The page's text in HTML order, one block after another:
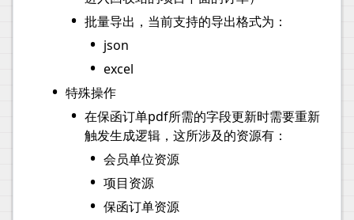
• 批量导出，当前支持的导出格式为：
• json
• excel
• 特殊操作
• 在保函订单pdf所需的字段更新时需要重新
触发生成逻辑，这所涉及的资源有：
• 会员单位资源
• 项目资源
• 保函订单资源